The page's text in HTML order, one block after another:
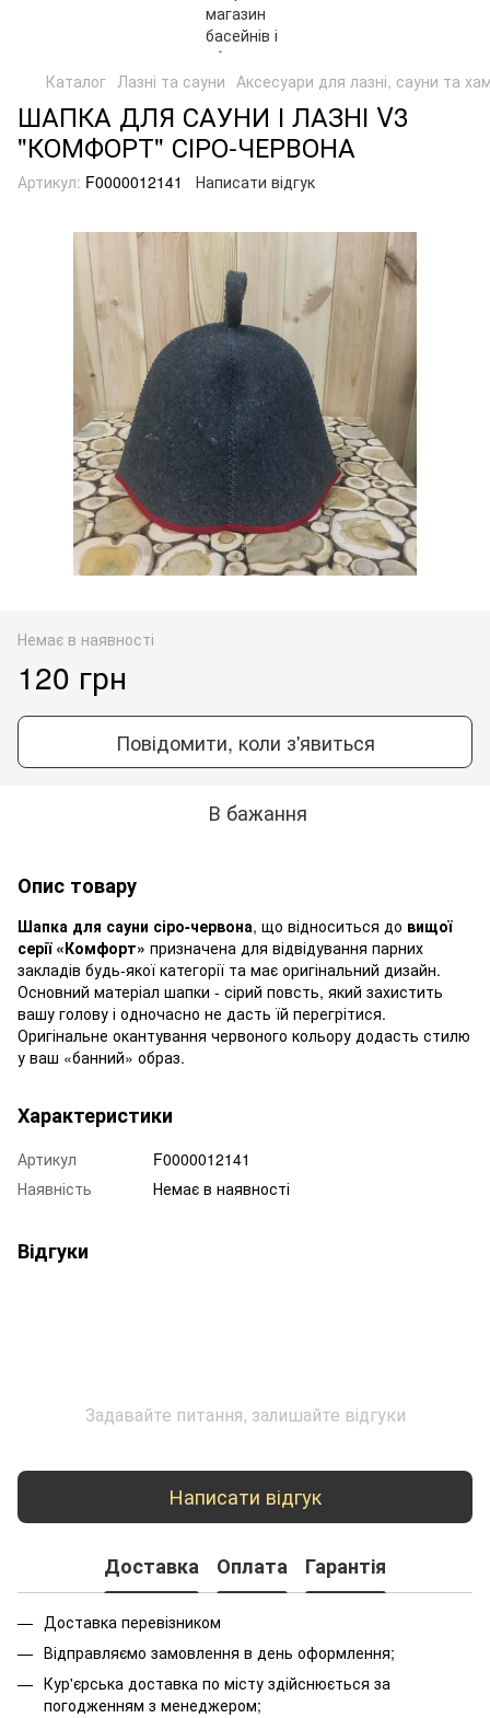
Каталог Лазні та сауни Аксесуари для лазні, сауни та
ШАПКА ДЛЯ САУНИ І ЛАЗНІ V3
"КОМФОРТ" СІРО-ЧЕРВОНА
Артикул: F0000012141 Написати відгук
Немає в наявності
120 грн
Повідомити, коли з'явиться
В бажання
Опис товару
Шапка для сауни сіро-червона, що відноситься до вищої
серії «Комфорт» призначена для відвідування парних
закладів будь-якої категорії та має оригінальний дизайн.
Основний матеріал шапки - сірий повсть, який захистить
вашу голову і одночасно не дасть їй перегрітися.
Оригінальне окантування червоного кольору додасть стилю
у ваш «банний» образ.
Характеристики
Артикул
F0000012141
Наявність
Немає в наявності
Відгуки
Задавайте питання, залишайте відгуки
Написати відгук
Доставка Оплата Гарантія
Доставка перевізником
Відправляємо замовлення в день оформлення;
Кур'єрська доставка по місту здійснюється за
погодженням з менеджером;